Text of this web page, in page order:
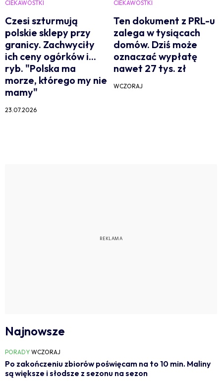
CIEKAWOSTKI
Czesi szturmują
polskie sklepy przy
granicy. Zachwyciły
ich ceny ogórków i...
ryb. "Polska ma
morze, którego my nie
mamy"
23.07.2026
CIEKAWOSTKI
Ten dokument z PRL-u
zalega w tysiącach
domów. Dziś może
oznaczać wypłatę
nawet 27 tys. zł
WCZORAJ
Najnowsze
PORADY WCZORAJ
Po zakończeniu zbiorów poświęcam na to 10 min. Maliny
są większe i słodsze z sezonu na sezon